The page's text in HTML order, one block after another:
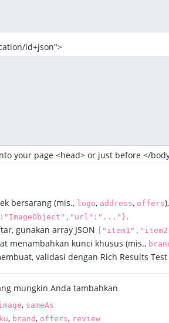
ld+json">
your page <head> or just before </
bersarang (mis., logo, address, offers
.
gunakan array JSON
menambahkan kunci khusus (mis.,
validasi dengan Rich Results
mungkin Anda tambahkan
, sameAs
, brand, offers, review